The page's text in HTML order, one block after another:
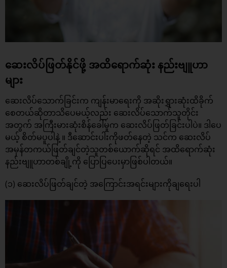
ဆေးလိပ်ဖြတ်နိုင်ဖို့ အထိရောက်ဆုံး နည်းဗျူဟာ
များ
ဆေးလိပ်သောက်ခြင်းက ကျန်းမာရေးကို အဆိုးရွှားဆုံးထိခိုက်
စေတယ်ဆိုတာသိပေမယ့်လည်း ဆေးလိပ်သောက်သူတိုင်း
အတွက် အကြီးမားဆုံးစိန်ခေါ်မှုက ဆေးလိပ်ဖြတ်ခြင်းပါပဲ။ ဒါပေ
မယ့် စိတ်မပူပါနဲ့ ။ ဒီဆောင်းပါးကိုဖတ်နေတဲ့ သင်က ဆေးလိပ်
အမှန်တကယ်ဖြတ်ချင်တဲ့သူတစ်ယောက်ဆိုရင် အထိရောက်ဆုံး
နည်းဗျူဟာတစ်ချို့ကို ပြောပြပေးမှာဖြစ်ပါတယ်။
(၁) ဆေးလိပ်ဖြတ်ချင်တဲ့ အကြောင်းအရင်းများကိုချရေးပါ